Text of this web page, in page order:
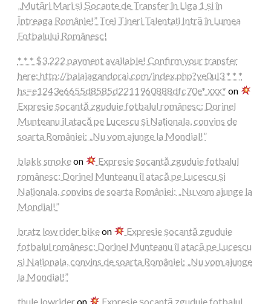
„Mutări Mari și Șocante de Transfer în Liga 1 și în
Întreaga Românie!” Trei Tineri Talentați Intră în Lumea
Fotbalului Românesc!
* * * $3,222 payment available! Confirm your transfer
here: http://balajagandorai.com/index.php?ye0ul3 * * *
hs=e1243e6655d8585d2211960888dfc70e* ххх* on
Expresie șocantă zguduie fotbalul românesc: Dorinel
Munteanu îl atacă pe Lucescu și Naționala, convins de
soarta României: „Nu vom ajunge la Mondial!”
blakk smokeon
Expresie șocantă zguduie fotbalul
românesc: Dorinel Munteanu îl atacă pe Lucescu și
Naționala, convins de soarta României: „Nu vom ajunge la
Mondial!”
bratz low rider bikeon
Expresie șocantă zguduie
fotbalul românesc: Dorinel Munteanu îl atacă pe Lucescu
și Naționala, convins de soarta României: „Nu vom ajunge
la Mondial!”
thule lowrideron
Expresie șocantă zguduie fotbalul